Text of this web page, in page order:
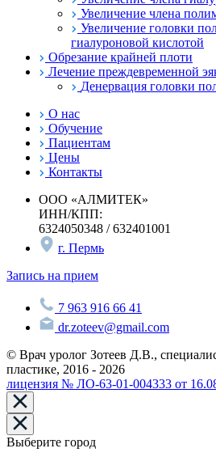
Увеличение члена
Увеличение головки
гиалуроновой кислотой
Обрезание крайней плоти
Лечение преждевременной
Денервация головки
О нас
Обучение
Пациентам
Цены
Контакты
ООО «АЛМИТЕК»
ИНН/КПП:
6324050348 / 632401001
г. Пермь
Запись на прием
7 963 916 66 41
dr.zoteev@gmail.com
© Врач уролог Зотеев Д.В.,
пластике, 2016 - 2026
лицензия № ЛО-63-01-004333 от
Выберите город